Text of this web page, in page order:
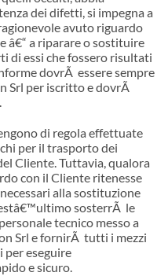
dei difetti, si impegna a
avuto riguardo
a riparare o sostituire
di essi che fossero risultati
dovrÃ essere sempre
Srl per iscritto e dovrÃ
di regola effettuate
per il trasporto dei
Cliente. Tuttavia, qualora
con il Cliente ritenesse
alla sostituzione
â€™ultimo sosterrÃ le
tecnico messo a
Srl e fornirÃ tutti i mezzi
per eseguire
e sicuro.